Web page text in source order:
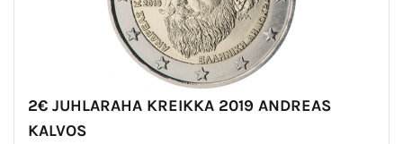
2€ JUHLARAHA KREIKKA 2019 ANDREAS
KALVOS